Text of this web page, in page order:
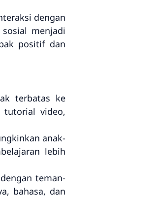
dengan
menjadi
positif dan
terbatas ke
tutorial video,
anak-
lebih
teman-
bahasa, dan